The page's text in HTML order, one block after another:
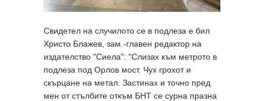
Свидетел на случилото се в подлеза е бил
Христо Блажев, зам.-главен редактор на
издателство "Сиела": "Слизах към метрото в
подлеза под Орлов мост. Чух грохот и
скърцане на метал. Застинах и точно пред
мен от стълбите откъм БНТ се сурна празна